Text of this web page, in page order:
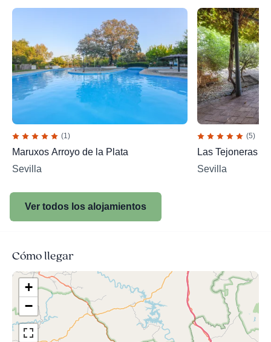
(1)
Maruxos Arroyo de la Plata
Sevilla
(5)
Las Tejoneras
Sevilla
Ver todos los alojamientos
Cómo llegar
+
−